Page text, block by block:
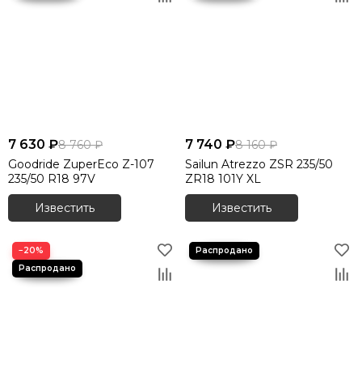
7 630 ₽8 760 ₽
Goodride ZuperEco Z-107
235/50 R18 97V
Известить
7 740 ₽8 160 ₽
Sailun Atrezzo ZSR 235/50
ZR18 101Y XL
Известить
−20%